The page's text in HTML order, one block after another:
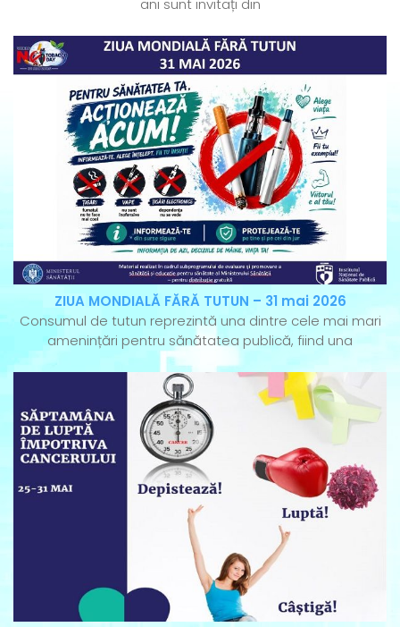
ZIUA MONDIALĂ FĂRĂ TUTUN – 31 mai 2026
Consumul de tutun reprezintă una dintre cele mai mari
amenințări pentru sănătatea publică, fiind una